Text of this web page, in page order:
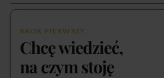
KROK PIERWSZY
Chcę wiedzieć,
na czym stoję